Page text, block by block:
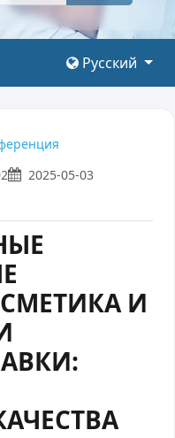
Русский
2025-05-03
И